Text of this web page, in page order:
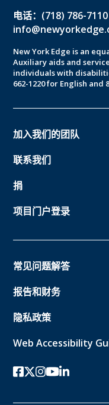
电话：(718) 786-7110
New York Edge is an
Auxiliary aids and
individuals with
662-1220 for English and
加入我们的团队
联系我们
捐
项目门户登录
常见问题解答
报告和财务
隐私政策
Web Accessibility
Facebook
twitter-x
Instagram的
YouTube
领英